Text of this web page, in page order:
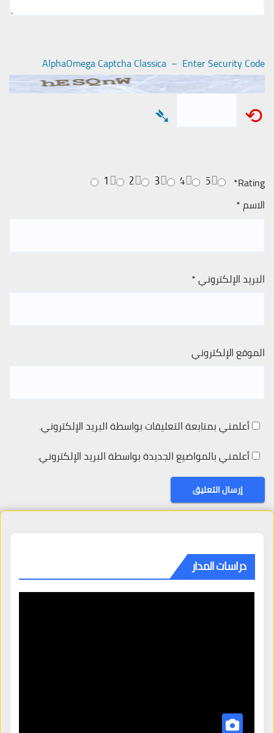
AlphaOmega Captcha Classica – Enter Security Code
⟲
➴
Rating
*
5
4
3
2
1
الاسم*
البريد الإلكتروني*
الموقع الإلكتروني
أعلمني بمتابعة التعليقات بواسطة البريد الإلكتروني.
أعلمني بالمواضيع الجديدة بواسطة البريد الإلكتروني.
دراسات المدار